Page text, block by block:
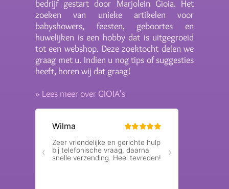
bedrijf gestart door Marjolein Gioia. Het
zoeken van unieke artikelen voor
babyshowers, feesten, geboortes en
huwelijken is een hobby dat is uitgegroeid
tot een webshop. Deze zoektocht delen we
graag met u. Indien u nog tips of suggesties
heeft, horen wij dat graag!
» Lees meer over GIOIA's